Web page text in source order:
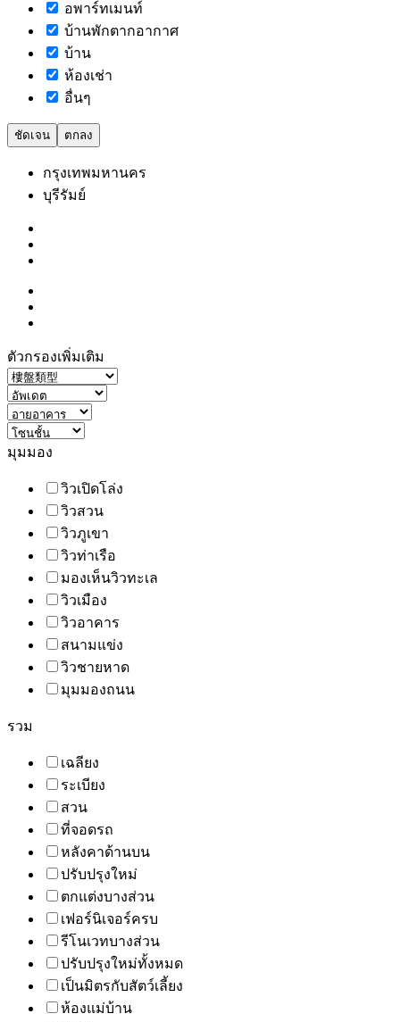
อพาร์ทเมนท์
บ้านพักตากอากาศ
บ้าน
ห้องเช่า
อื่นๆ
ชัดเจน ตกลง
กรุงเทพมหานคร
บุรีรัมย์
ตัวกรองเพิ่มเติม
มุมมอง
วิวเปิดโล่ง
วิวสวน
วิวภูเขา
วิวท่าเรือ
มองเห็นวิวทะเล
วิวเมือง
วิวอาคาร
สนามแข่ง
วิวชายหาด
มุมมองถนน
รวม
เฉลียง
ระเบียง
สวน
ที่จอดรถ
หลังคาด้านบน
ปรับปรุงใหม่
ตกแต่งบางส่วน
เฟอร์นิเจอร์ครบ
รีโนเวทบางส่วน
ปรับปรุงใหม่ทั้งหมด
เป็นมิตรกับสัตว์เลี้ยง
ห้องแม่บ้าน